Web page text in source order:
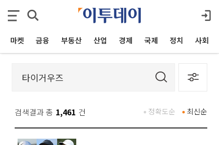
마켓 금융 부동산 산업 경제 국제 정치 사회
검색결과 총 1,461 건 최신순
정확도순